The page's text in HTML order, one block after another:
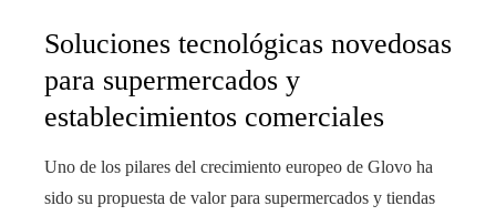
Soluciones tecnológicas novedosas
para supermercados y
establecimientos comerciales
Uno de los pilares del crecimiento europeo de Glovo ha
sido su propuesta de valor para supermercados y tiendas